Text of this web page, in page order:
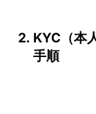
KYC（本
手順